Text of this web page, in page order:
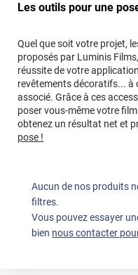
Les outils pour une
Quel que soit votre projet,
proposés par Luminis
réussite de votre
revêtements décoratifs... à
associé. Grâce à ces
poser vous-même votre
obtenez un résultat net et
pose !
Aucun de nos produits
filtres.
Vous pouvez essayer
bien nous contacter